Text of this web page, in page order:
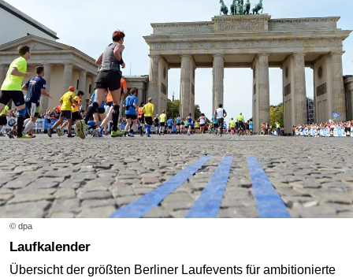
© dpa
Laufkalender
Übersicht der größten Berliner Laufevents für ambitionierte